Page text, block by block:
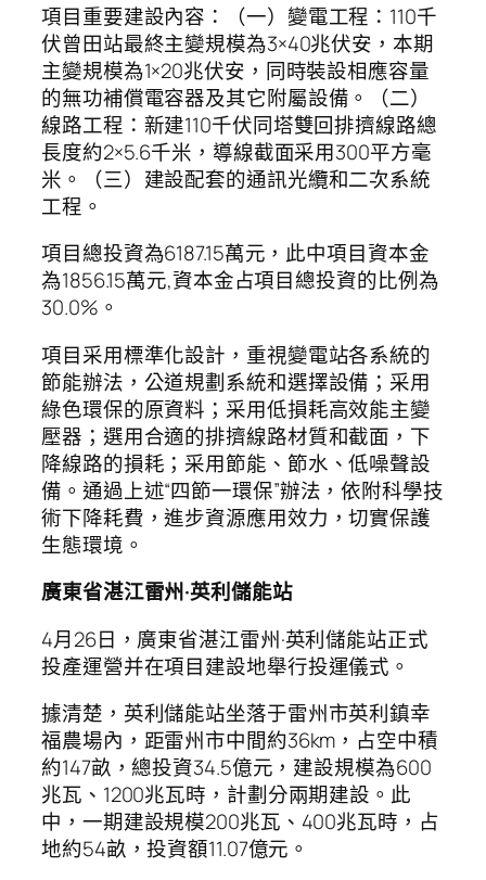
項目重要建設內容：（一）變電工程：110千
伏曾田站最終主變規模為3×40兆伏安，本期
主變規模為1×20兆伏安，同時裝設相應容量
的無功補償電容器及其它附屬設備。（二）
線路工程：新建110千伏同塔雙回排擠線路總
長度約2×5.6千米，導線截面采用300平方毫
米。（三）建設配套的通訊光纜和二次系統
工程。
項目總投資為6187.15萬元，此中項目資本金
為1856.15萬元,資本金占項目總投資的比例為
30.0%。
項目采用標準化設計，重視變電站各系統的
節能辦法，公道規劃系統和選擇設備；采用
綠色環保的原資料；采用低損耗高效能主變
壓器；選用合適的排擠線路材質和截面，下
降線路的損耗；采用節能、節水、低噪聲設
備。通過上述“四節一環保”辦法，依附科學技
術下降耗費，進步資源應用效力，切實保護
生態環境。
廣東省湛江雷州·英利儲能站
4月26日，廣東省湛江雷州·英利儲能站正式
投產運營并在項目建設地舉行投運儀式。
據清楚，英利儲能站坐落于雷州市英利鎮幸
福農場內，距雷州市中間約36km，占空中積
約147畝，總投資34.5億元，建設規模為600
兆瓦、1200兆瓦時，計劃分兩期建設。此
中，一期建設規模200兆瓦、400兆瓦時，占
地約54畝，投資額11.07億元。